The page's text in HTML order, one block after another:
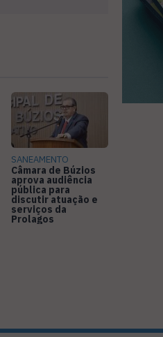
SANEAMENTO
Câmara de Búzios
aprova audiência
pública para
discutir atuação e
serviços da
Prolagos